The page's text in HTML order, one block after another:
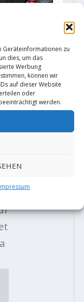
Geräteinformationen zu
dies, um das
Werbung
können wir
auf dieser Website
oder
werden.
Kim